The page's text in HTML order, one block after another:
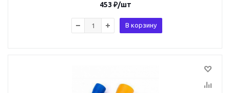
453 ₽/шт
В корзину